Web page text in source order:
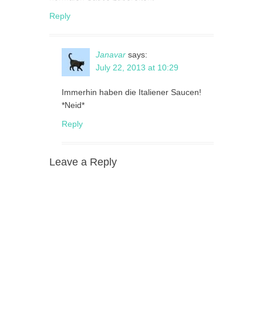
Reply
Janavar says:
July 22, 2013 at 10:29
Immerhin haben die Italiener Saucen!
*Neid*
Reply
Leave a Reply